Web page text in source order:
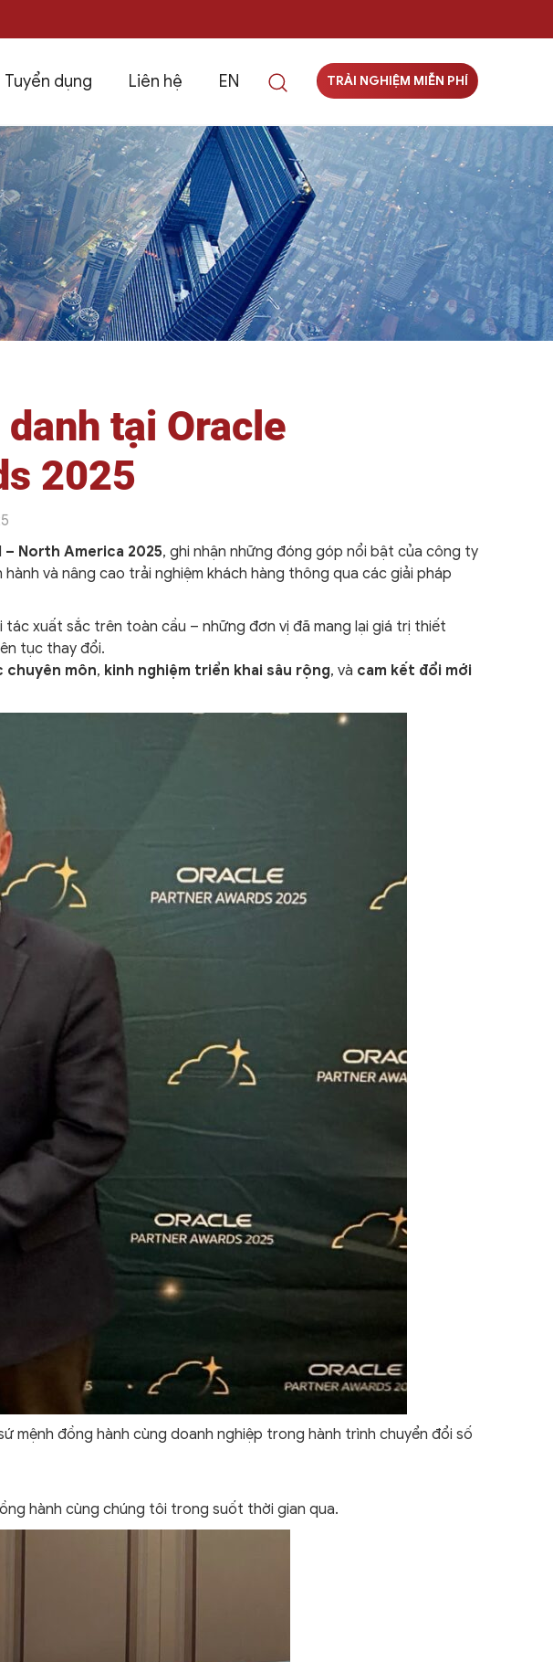
Tuyển dụng Liên hệ EN TRẢI NGHIỆM MIỄN PHÍ
tại Oracle
2025
North America 2025, ghi nhận những đóng góp nổi bật của công ty
và nâng cao trải nghiệm khách hàng thông qua các giải pháp
xuất sắc trên toàn cầu – những đơn vị đã mang lại giá trị thiết
tục thay đổi.
chuyên môn, kinh nghiệm triển khai sâu rộng, và cam kết đổi mới
mệnh đồng hành cùng doanh nghiệp trong hành trình chuyển đổi số
hành cùng chúng tôi trong suốt thời gian qua.